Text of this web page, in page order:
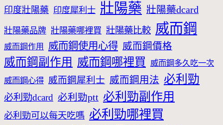
印度壯陽藥 印度犀利士 壯陽藥 壯陽藥dcard
壯陽藥品牌 壯陽藥哪裡買 壯陽藥比較 威而鋼
威而鋼作用 威而鋼使用心得 威而鋼價格
威而鋼副作用 威而鋼哪裡買
威而鋼多久吃一次
威而鋼心得 威而鋼犀利士 威而鋼用法 必利勁
必利勁dcard 必利勁ptt 必利勁副作用
必利勁可以每天吃嗎 必利勁哪裡買